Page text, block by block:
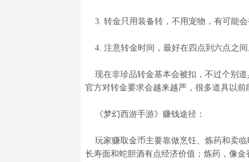
3. 转金只用装备转，不用宠物，有可能会
4. 注意转金时间，最好在四点到六点之间
现在非珍品转金基本会被扣，不过个别道
官方对转金要求会越来越严，很多道具以前
《梦幻西游手游》赚钱途径：
玩家赚取金币主要靠做烹饪、炼药和卖临
长寿面和蛇胆酒有点经济价值；炼药，像